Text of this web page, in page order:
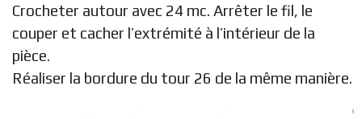
Crocheter autour avec 24 mc. Arrêter le fil, le
couper et cacher l’extrémité à l’intérieur de la
pièce.
Réaliser la bordure du tour 26 de la même manière.